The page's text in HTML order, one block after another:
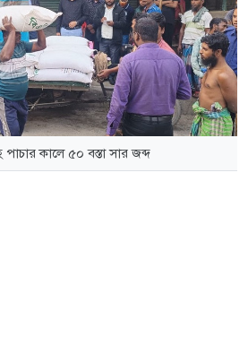
কালে ৫০ বস্তা সার জব্দ